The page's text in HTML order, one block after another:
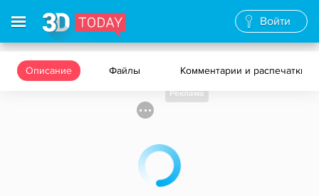
Войти
Описание Файлы Комментарии и распечатки
Реклама